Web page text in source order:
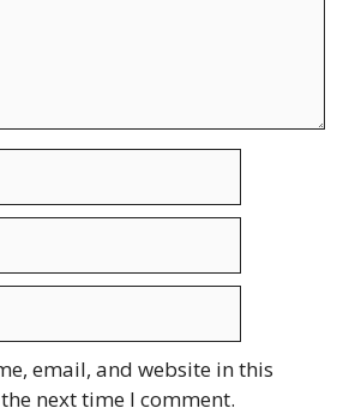
email, and website in this
next time I comment.